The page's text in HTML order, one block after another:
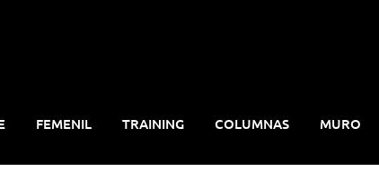
FEMENIL TRAINING COLUMNAS MURO